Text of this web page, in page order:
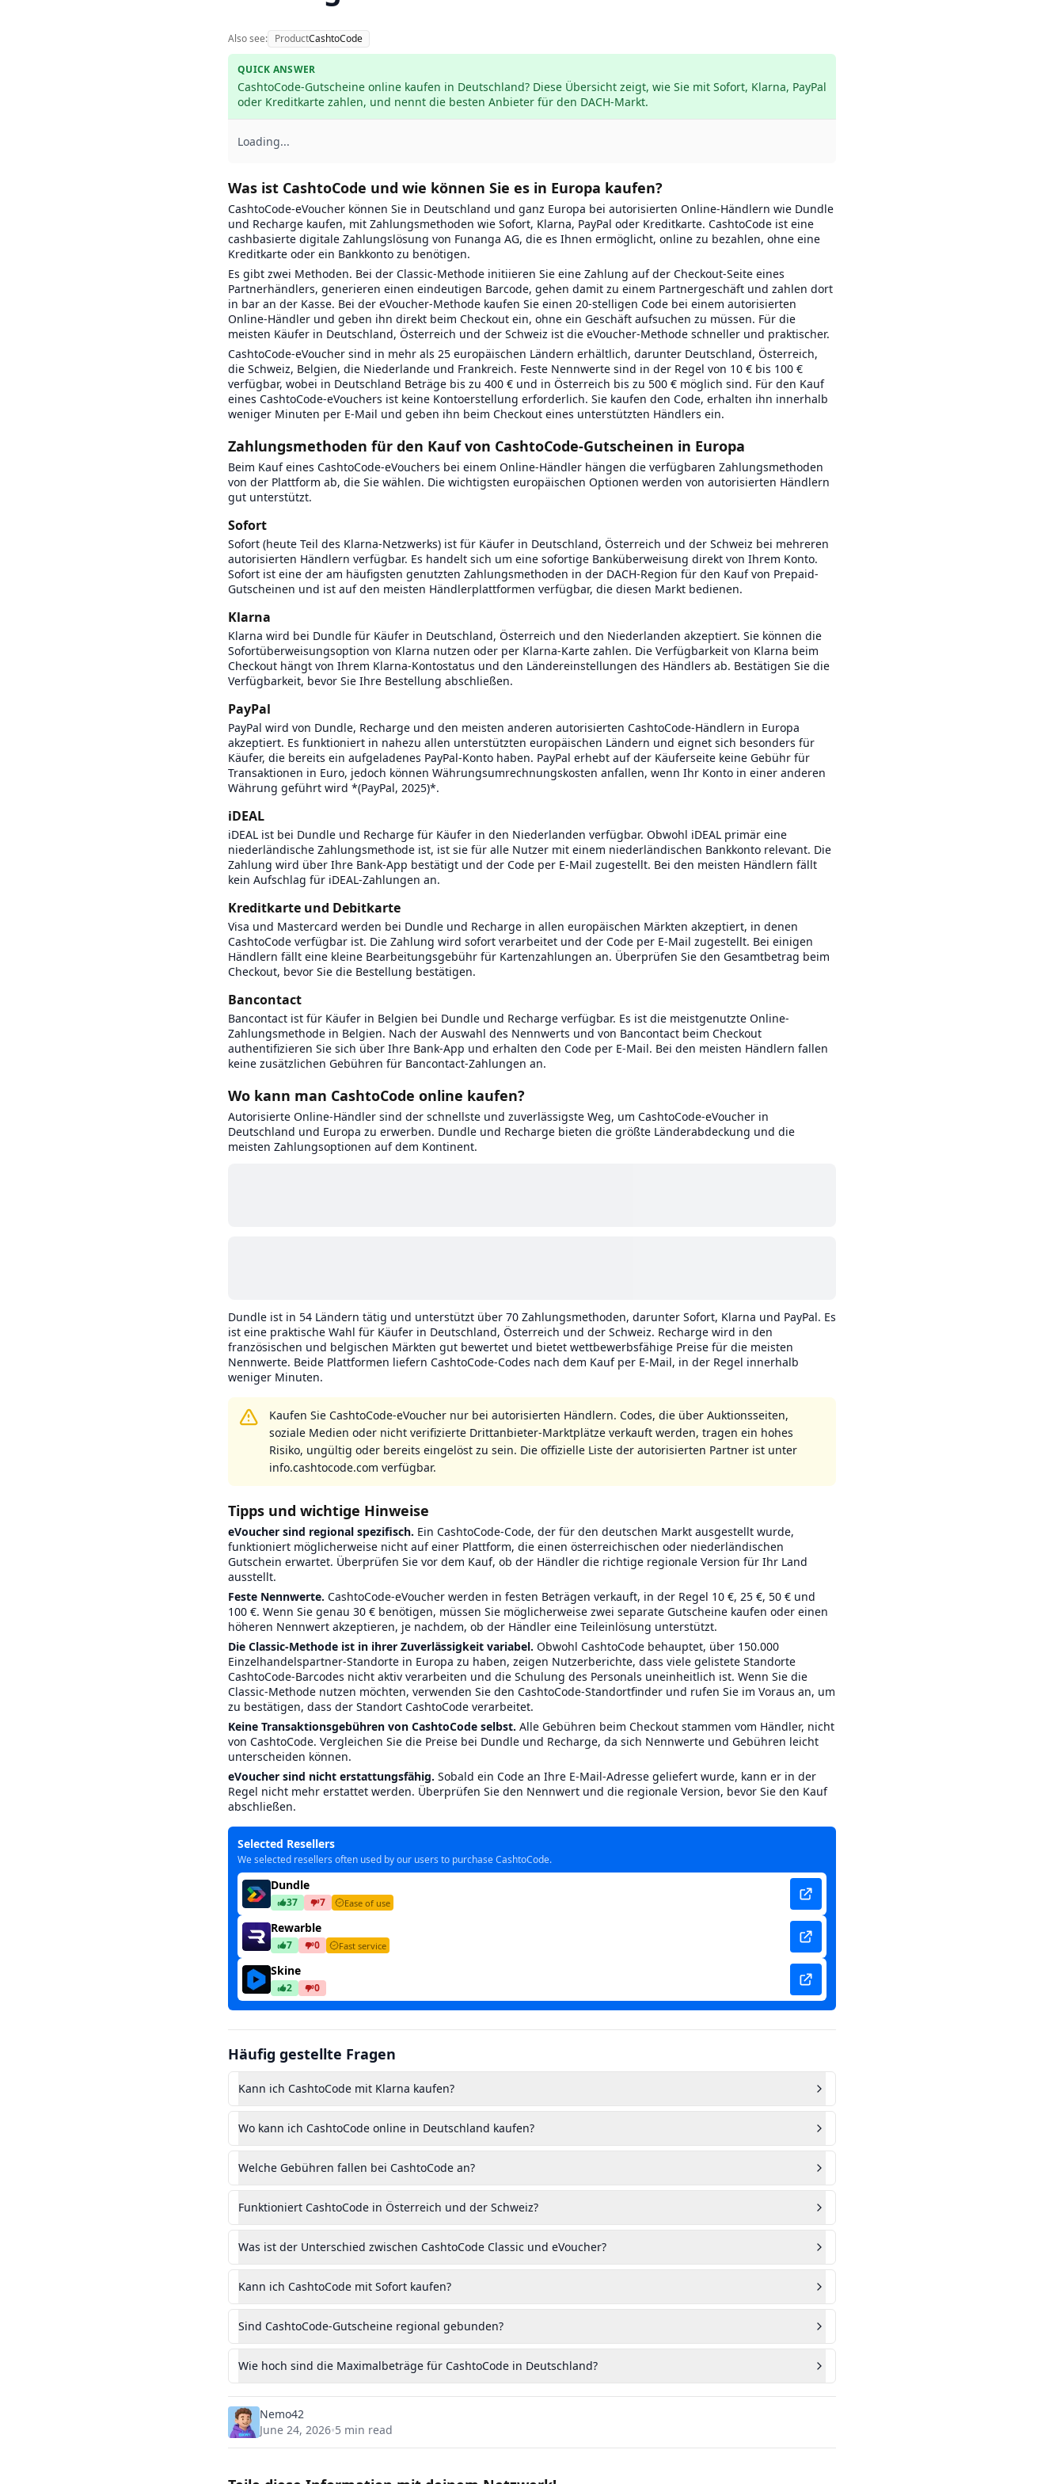
Also see: ProductCashtoCode
QUICK ANSWER
CashtoCode-Gutscheine online kaufen in Deutschland? Diese Übersicht zeigt, wie Sie mit Sofort, Klarna, PayPal
oder Kreditkarte zahlen, und nennt die besten Anbieter für den DACH-Markt.
Loading...
Was ist CashtoCode und wie können Sie es in Europa kaufen?
CashtoCode-eVoucher können Sie in Deutschland und ganz Europa bei autorisierten Online-Händlern wie Dundle
und Recharge kaufen, mit Zahlungsmethoden wie Sofort, Klarna, PayPal oder Kreditkarte. CashtoCode ist eine
cashbasierte digitale Zahlungslösung von Funanga AG, die es Ihnen ermöglicht, online zu bezahlen, ohne eine
Kreditkarte oder ein Bankkonto zu benötigen.
Es gibt zwei Methoden. Bei der Classic-Methode initiieren Sie eine Zahlung auf der Checkout-Seite eines
Partnerhändlers, generieren einen eindeutigen Barcode, gehen damit zu einem Partnergeschäft und zahlen dort
in bar an der Kasse. Bei der eVoucher-Methode kaufen Sie einen 20-stelligen Code bei einem autorisierten
Online-Händler und geben ihn direkt beim Checkout ein, ohne ein Geschäft aufsuchen zu müssen. Für die
meisten Käufer in Deutschland, Österreich und der Schweiz ist die eVoucher-Methode schneller und praktischer.
CashtoCode-eVoucher sind in mehr als 25 europäischen Ländern erhältlich, darunter Deutschland, Österreich,
die Schweiz, Belgien, die Niederlande und Frankreich. Feste Nennwerte sind in der Regel von 10 € bis 100 €
verfügbar, wobei in Deutschland Beträge bis zu 400 € und in Österreich bis zu 500 € möglich sind. Für den Kauf
eines CashtoCode-eVouchers ist keine Kontoerstellung erforderlich. Sie kaufen den Code, erhalten ihn innerhalb
weniger Minuten per E-Mail und geben ihn beim Checkout eines unterstützten Händlers ein.
Zahlungsmethoden für den Kauf von CashtoCode-Gutscheinen in Europa
Beim Kauf eines CashtoCode-eVouchers bei einem Online-Händler hängen die verfügbaren Zahlungsmethoden
von der Plattform ab, die Sie wählen. Die wichtigsten europäischen Optionen werden von autorisierten Händlern
gut unterstützt.
Sofort
Sofort (heute Teil des Klarna-Netzwerks) ist für Käufer in Deutschland, Österreich und der Schweiz bei mehreren
autorisierten Händlern verfügbar. Es handelt sich um eine sofortige Banküberweisung direkt von Ihrem Konto.
Sofort ist eine der am häufigsten genutzten Zahlungsmethoden in der DACH-Region für den Kauf von Prepaid-
Gutscheinen und ist auf den meisten Händlerplattformen verfügbar, die diesen Markt bedienen.
Klarna
Klarna wird bei Dundle für Käufer in Deutschland, Österreich und den Niederlanden akzeptiert. Sie können die
Sofortüberweisungsoption von Klarna nutzen oder per Klarna-Karte zahlen. Die Verfügbarkeit von Klarna beim
Checkout hängt von Ihrem Klarna-Kontostatus und den Ländereinstellungen des Händlers ab. Bestätigen Sie die
Verfügbarkeit, bevor Sie Ihre Bestellung abschließen.
PayPal
PayPal wird von Dundle, Recharge und den meisten anderen autorisierten CashtoCode-Händlern in Europa
akzeptiert. Es funktioniert in nahezu allen unterstützten europäischen Ländern und eignet sich besonders für
Käufer, die bereits ein aufgeladenes PayPal-Konto haben. PayPal erhebt auf der Käuferseite keine Gebühr für
Transaktionen in Euro, jedoch können Währungsumrechnungskosten anfallen, wenn Ihr Konto in einer anderen
Währung geführt wird *(PayPal, 2025)*.
iDEAL
iDEAL ist bei Dundle und Recharge für Käufer in den Niederlanden verfügbar. Obwohl iDEAL primär eine
niederländische Zahlungsmethode ist, ist sie für alle Nutzer mit einem niederländischen Bankkonto relevant. Die
Zahlung wird über Ihre Bank-App bestätigt und der Code per E-Mail zugestellt. Bei den meisten Händlern fällt
kein Aufschlag für iDEAL-Zahlungen an.
Kreditkarte und Debitkarte
Visa und Mastercard werden bei Dundle und Recharge in allen europäischen Märkten akzeptiert, in denen
CashtoCode verfügbar ist. Die Zahlung wird sofort verarbeitet und der Code per E-Mail zugestellt. Bei einigen
Händlern fällt eine kleine Bearbeitungsgebühr für Kartenzahlungen an. Überprüfen Sie den Gesamtbetrag beim
Checkout, bevor Sie die Bestellung bestätigen.
Bancontact
Bancontact ist für Käufer in Belgien bei Dundle und Recharge verfügbar. Es ist die meistgenutzte Online-
Zahlungsmethode in Belgien. Nach der Auswahl des Nennwerts und von Bancontact beim Checkout
authentifizieren Sie sich über Ihre Bank-App und erhalten den Code per E-Mail. Bei den meisten Händlern fallen
keine zusätzlichen Gebühren für Bancontact-Zahlungen an.
Wo kann man CashtoCode online kaufen?
Autorisierte Online-Händler sind der schnellste und zuverlässigste Weg, um CashtoCode-eVoucher in
Deutschland und Europa zu erwerben. Dundle und Recharge bieten die größte Länderabdeckung und die
meisten Zahlungsoptionen auf dem Kontinent.
Dundle ist in 54 Ländern tätig und unterstützt über 70 Zahlungsmethoden, darunter Sofort, Klarna und PayPal. Es
ist eine praktische Wahl für Käufer in Deutschland, Österreich und der Schweiz. Recharge wird in den
französischen und belgischen Märkten gut bewertet und bietet wettbewerbsfähige Preise für die meisten
Nennwerte. Beide Plattformen liefern CashtoCode-Codes nach dem Kauf per E-Mail, in der Regel innerhalb
weniger Minuten.
Kaufen Sie CashtoCode-eVoucher nur bei autorisierten Händlern. Codes, die über Auktionsseiten,
soziale Medien oder nicht verifizierte Drittanbieter-Marktplätze verkauft werden, tragen ein hohes
Risiko, ungültig oder bereits eingelöst zu sein. Die offizielle Liste der autorisierten Partner ist unter
info.cashtocode.com verfügbar.
Tipps und wichtige Hinweise
eVoucher sind regional spezifisch. Ein CashtoCode-Code, der für den deutschen Markt ausgestellt wurde,
funktioniert möglicherweise nicht auf einer Plattform, die einen österreichischen oder niederländischen
Gutschein erwartet. Überprüfen Sie vor dem Kauf, ob der Händler die richtige regionale Version für Ihr Land
ausstellt.
Feste Nennwerte. CashtoCode-eVoucher werden in festen Beträgen verkauft, in der Regel 10 €, 25 €, 50 € und
100 €. Wenn Sie genau 30 € benötigen, müssen Sie möglicherweise zwei separate Gutscheine kaufen oder einen
höheren Nennwert akzeptieren, je nachdem, ob der Händler eine Teileinlösung unterstützt.
Die Classic-Methode ist in ihrer Zuverlässigkeit variabel. Obwohl CashtoCode behauptet, über 150.000
Einzelhandelspartner-Standorte in Europa zu haben, zeigen Nutzerberichte, dass viele gelistete Standorte
CashtoCode-Barcodes nicht aktiv verarbeiten und die Schulung des Personals uneinheitlich ist. Wenn Sie die
Classic-Methode nutzen möchten, verwenden Sie den CashtoCode-Standortfinder und rufen Sie im Voraus an, um
zu bestätigen, dass der Standort CashtoCode verarbeitet.
Keine Transaktionsgebühren von CashtoCode selbst. Alle Gebühren beim Checkout stammen vom Händler, nicht
von CashtoCode. Vergleichen Sie die Preise bei Dundle und Recharge, da sich Nennwerte und Gebühren leicht
unterscheiden können.
eVoucher sind nicht erstattungsfähig. Sobald ein Code an Ihre E-Mail-Adresse geliefert wurde, kann er in der
Regel nicht mehr erstattet werden. Überprüfen Sie den Nennwert und die regionale Version, bevor Sie den Kauf
abschließen.
Selected Resellers
We selected resellers often used by our users to purchase CashtoCode.
Dundle
37 7 Ease of use
Rewarble
7 0 Fast service
Skine
2 0
Häufig gestellte Fragen
Kann ich CashtoCode mit Klarna kaufen?
Wo kann ich CashtoCode online in Deutschland kaufen?
Welche Gebühren fallen bei CashtoCode an?
Funktioniert CashtoCode in Österreich und der Schweiz?
Was ist der Unterschied zwischen CashtoCode Classic und eVoucher?
Kann ich CashtoCode mit Sofort kaufen?
Sind CashtoCode-Gutscheine regional gebunden?
Wie hoch sind die Maximalbeträge für CashtoCode in Deutschland?
Nemo42
June 24, 2026•5 min read